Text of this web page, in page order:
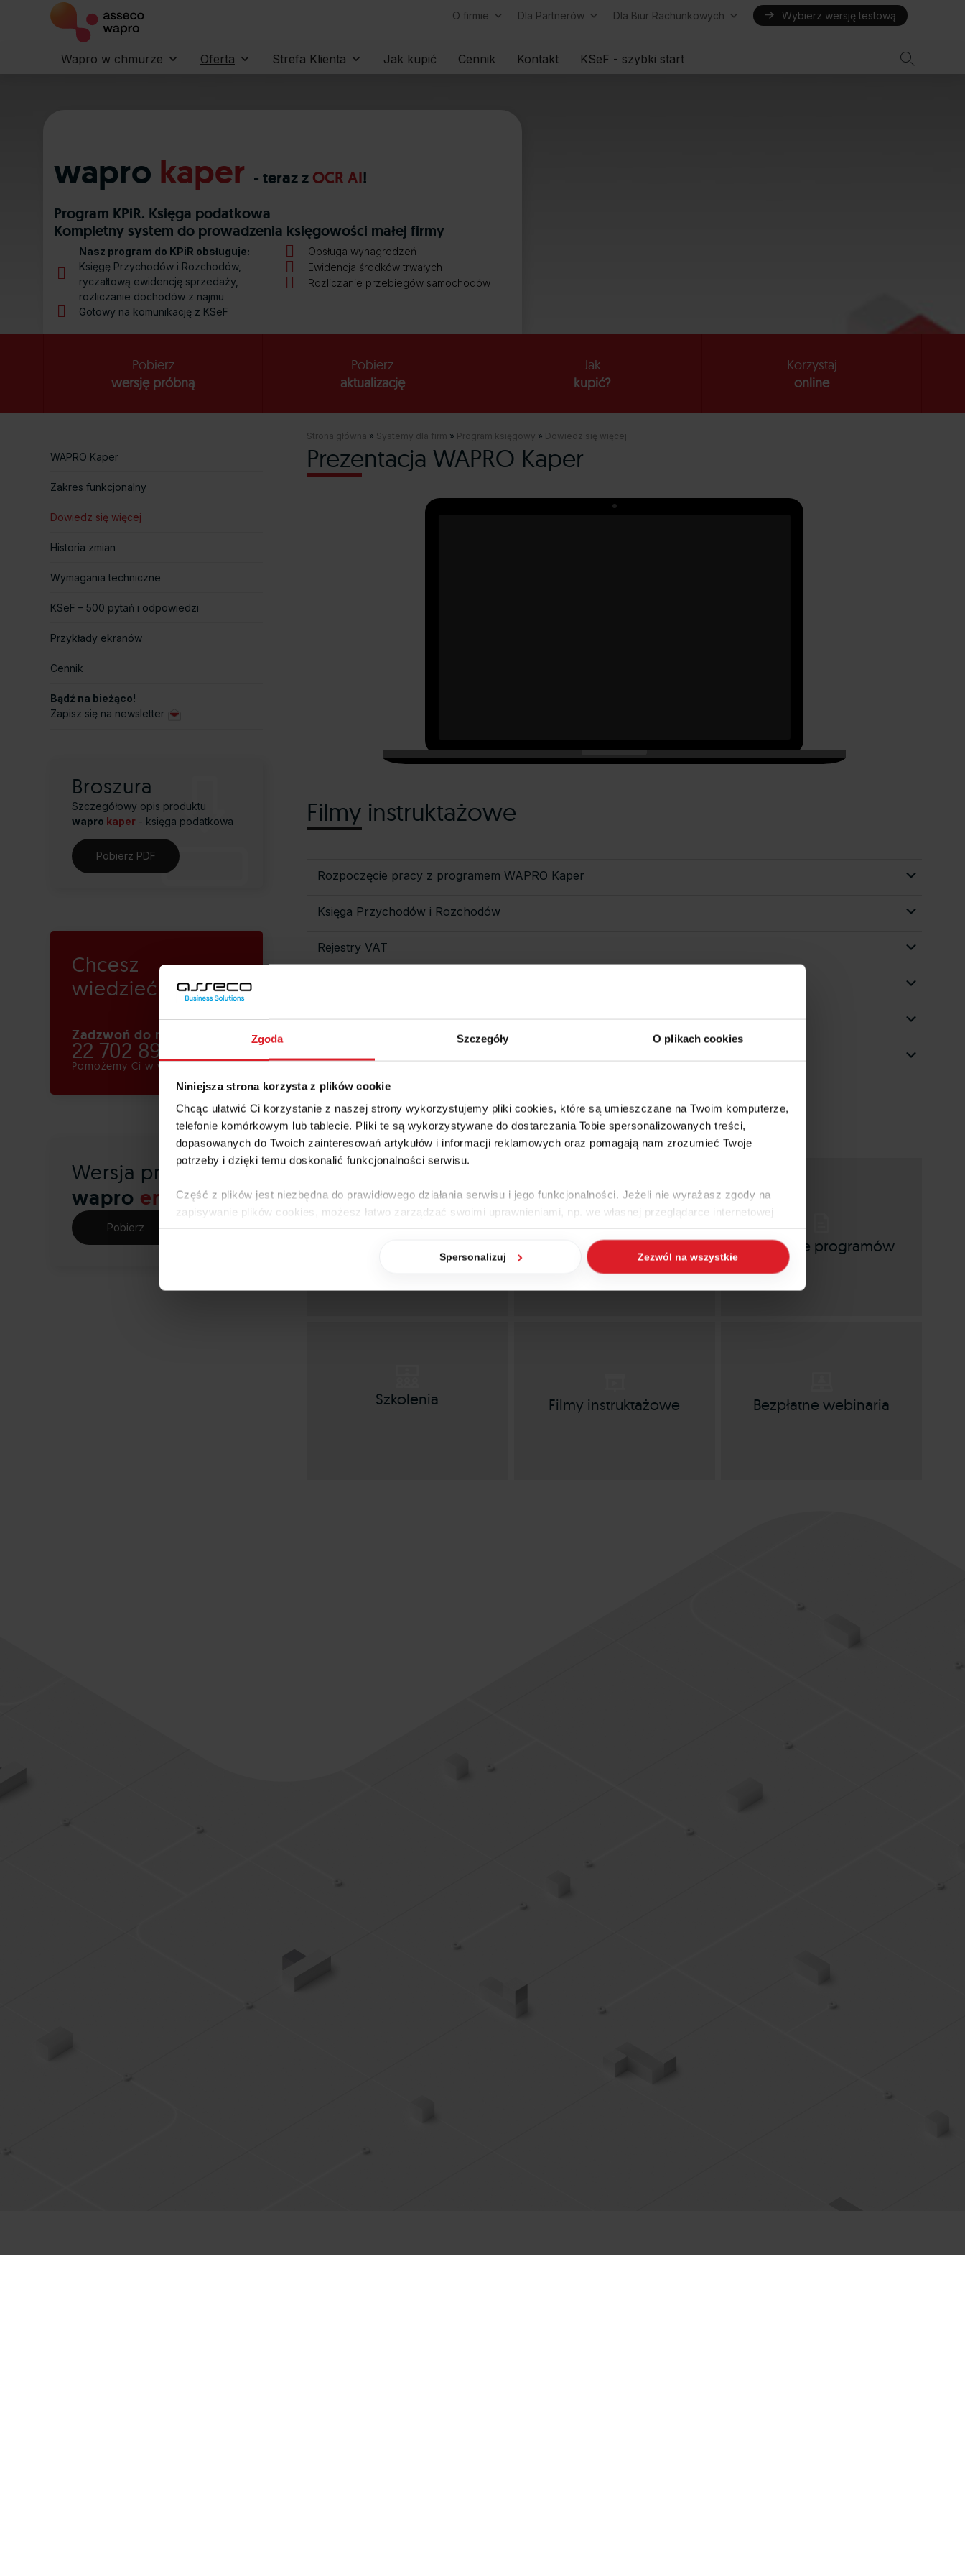
Zgoda Szczegóły O plikach cookies
Niniejsza strona korzysta z plików cookie
Chcąc ułatwić Ci korzystanie z naszej strony wykorzystujemy pliki cookies, które są umieszczane na Twoim komputerze,
telefonie komórkowym lub tablecie. Pliki te są wykorzystywane do dostarczania Tobie spersonalizowanych treści,
dopasowanych do Twoich zainteresowań artykułów i informacji reklamowych oraz pomagają nam zrozumieć Twoje
potrzeby i dzięki temu doskonalić funkcjonalności serwisu.
Część z plików jest niezbędna do prawidłowego działania serwisu i jego funkcjonalności. Jeżeli nie wyrażasz zgody na
zapisywanie plików cookies, możesz łatwo zarządzać swoimi uprawnieniami, np. we własnej przeglądarce internetowej
lub po wybraniu opcji Zarządzaj cookies. Szczegółowe informacje na ten temat znajdziesz w naszejPolityce Cookiesi
Spersonalizuj Zezwól na wszystkie
O firmie Dla Partnerów Dla Biur Rachunkowych Wybierz wersję testową
to
Wapro w chmurze Oferta Strefa Klienta Jak kupić Cennik Kontakt KSeF - szybki start 
wapro kaper - teraz z OCR AI!
Program KPiR. Księga podatkowa
Kompletny system do prowadzenia księgowości małej firmy
Nasz program do KPiR obsługuje:
Księgę Przychodów i Rozchodów,
ryczałtową ewidencję sprzedaży,
rozliczanie dochodów z najmu
Gotowy na komunikację z KSeF
Obsługa wynagrodzeń
Ewidencja środków trwałych
Rozliczanie przebiegów samochodów
Pobierz
wersję próbną
Pobierz
aktualizację
Jak
kupić?
Korzystaj
online
Strona główna » Systemy dla firm » Program księgowy » Dowiedz się więcej
Prezentacja WAPRO Kaper
Filmy instruktażowe
Rozpoczęcie pracy z programem WAPRO Kaper
Księga Przychodów i Rozchodów
Rejestry VAT
Ewidencja Środków Trwałych
Płace
Dowiedz się więcej
Pytania i odpowiedzi Instrukcje programów
Szkolenia Filmy instruktażowe Bezpłatne webinaria
WAPRO Kaper
Zakres funkcjonalny
Dowiedz się więcej
Historia zmian
Wymagania techniczne
KSeF – 500 pytań i odpowiedzi
Przykłady ekranów
Cennik
Bądź na bieżąco!
Zapisz się na newsletter
Broszura
Szczegółowy opis produktu
wapro kaper - księga podatkowa
Pobierz PDF
Chcesz
wiedzieć więcej?
Zadzwoń do nas!
22 702 89 02
Pomożemy Ci w wyborze
Wersja próbna
wapro erp
Pobierz